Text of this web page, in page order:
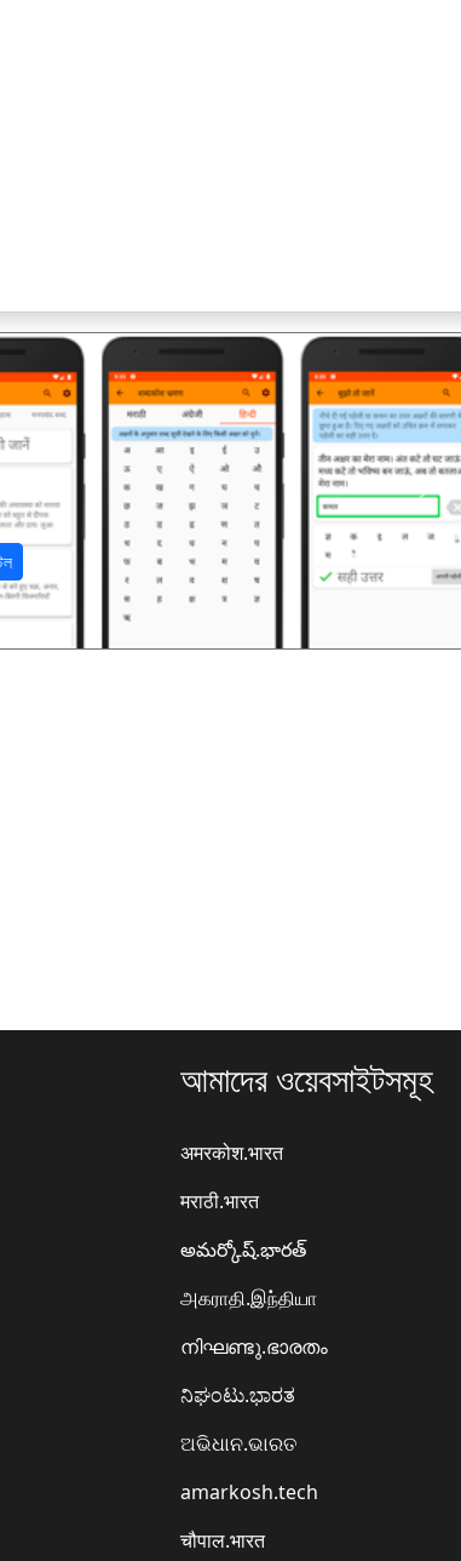
अगला
আমাদের ওয়েবসাইটসমূহ
अमरकोश.भारत
मराठी.भारत
అమర్కోష్.భారత్
அகராதி.இந்தியா
നിഘണ്ടു.ഭാരതം
ನಿಘಂಟು.ಭಾರತ
ଅଭିଧାନ.ଭାରତ
amarkosh.tech
चौपाल.भारत